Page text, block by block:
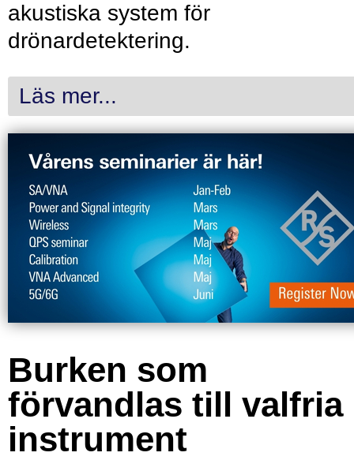
akustiska system för
drönardetektering.
Läs mer...
Burken som
förvandlas till valfria
instrument